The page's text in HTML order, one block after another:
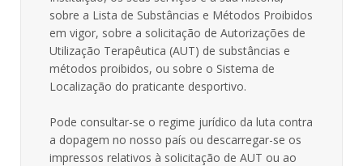
sobre a Lista de Substâncias e Métodos Proibidos
em vigor, sobre a solicitação de Autorizações de
Utilização Terapêutica (AUT) de substâncias e
métodos proibidos, ou sobre o Sistema de
Localização do praticante desportivo.
Pode consultar-se o regime jurídico da luta contra
a dopagem no nosso país ou descarregar-se os
impressos relativos à solicitação de AUT ou ao